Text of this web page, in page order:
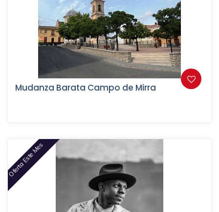
Mudanza Barata Campo de Mirra
Oferta Este Mes